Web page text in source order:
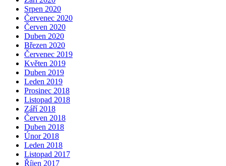
Srpen 2020
Červenec 2020
Červen 2020
Duben 2020
Březen 2020
Červenec 2019
Květen 2019
Duben 2019
Leden 2019
Prosinec 2018
Listopad 2018
Září 2018
Červen 2018
Duben 2018
Únor 2018
Leden 2018
Listopad 2017
Říjen 2017